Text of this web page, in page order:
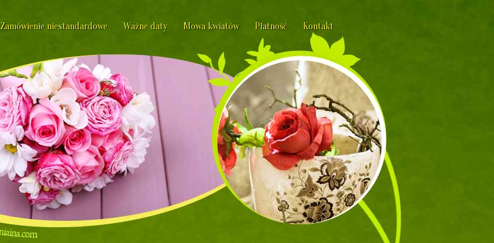
Zamówienie niestandardowe Ważne daty Mowa kwiatów Płatność Kontakt